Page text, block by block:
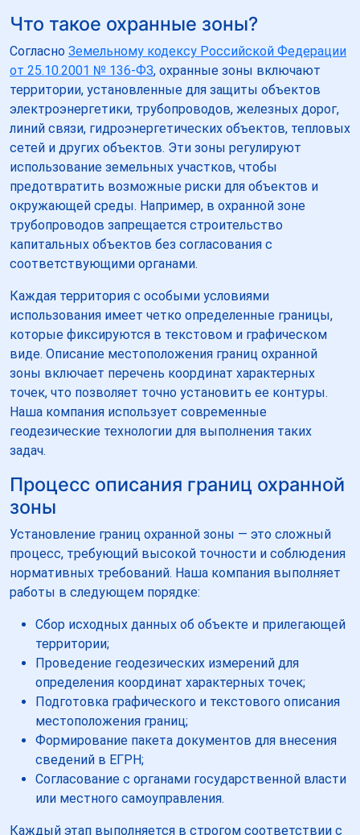
Что такое охранные зоны?
Согласно Земельному кодексу Российской Федерации
от 25.10.2001 № 136-ФЗ, охранные зоны включают
территории, установленные для защиты объектов
электроэнергетики, трубопроводов, железных дорог,
линий связи, гидроэнергетических объектов, тепловых
сетей и других объектов. Эти зоны регулируют
использование земельных участков, чтобы
предотвратить возможные риски для объектов и
окружающей среды. Например, в охранной зоне
трубопроводов запрещается строительство
капитальных объектов без согласования с
соответствующими органами.
Каждая территория с особыми условиями
использования имеет четко определенные границы,
которые фиксируются в текстовом и графическом
виде. Описание местоположения границ охранной
зоны включает перечень координат характерных
точек, что позволяет точно установить ее контуры.
Наша компания использует современные
геодезические технологии для выполнения таких
задач.
Процесс описания границ охранной
зоны
Установление границ охранной зоны — это сложный
процесс, требующий высокой точности и соблюдения
нормативных требований. Наша компания выполняет
работы в следующем порядке:
Сбор исходных данных об объекте и прилегающей
территории;
Проведение геодезических измерений для
определения координат характерных точек;
Подготовка графического и текстового описания
местоположения границ;
Формирование пакета документов для внесения
сведений в ЕГРН;
Согласование с органами государственной власти
или местного самоуправления.
Каждый этап выполняется в строгом соответствии с